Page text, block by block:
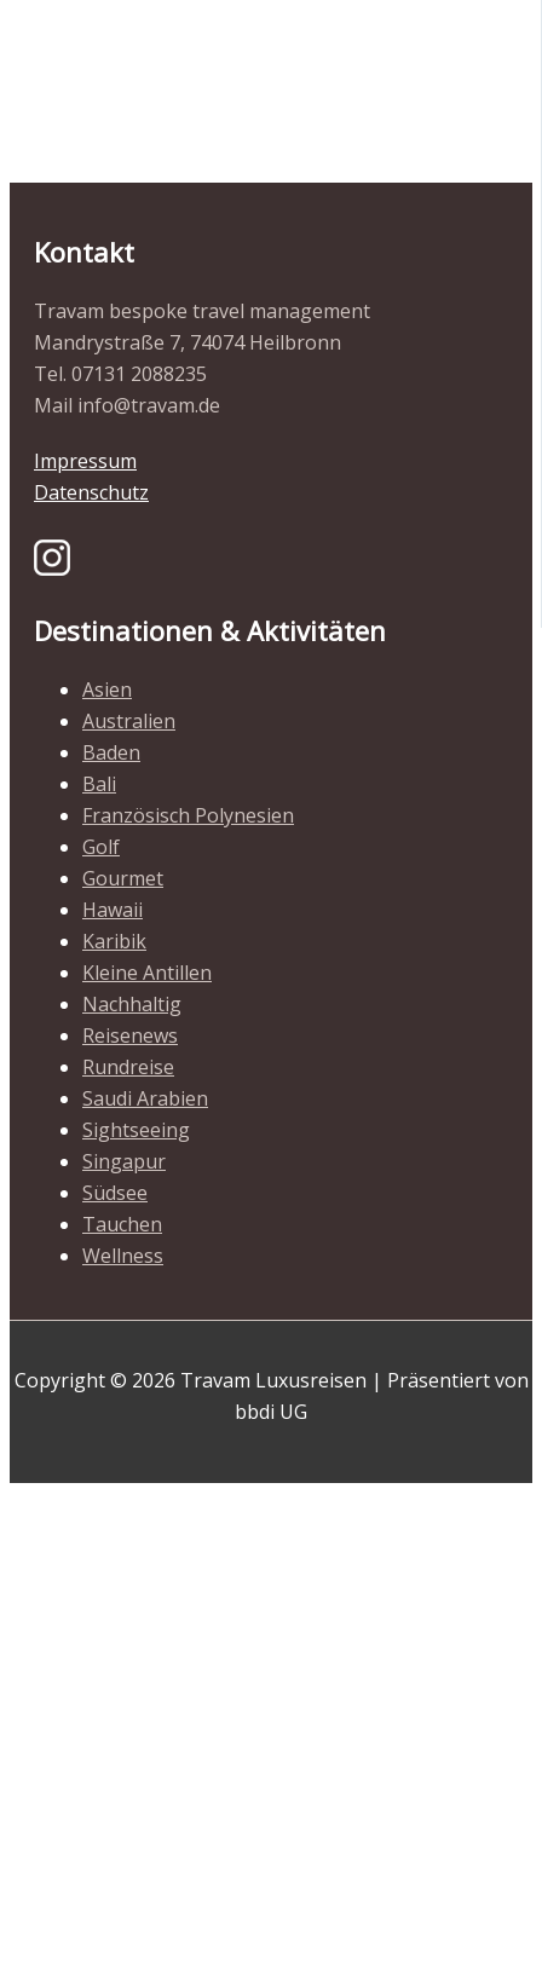
Kontakt
Travam bespoke travel management
Mandrystraße 7, 74074 Heilbronn
Tel. 07131 2088235
Mail info@travam.de
Impressum
Datenschutz
Destinationen & Aktivitäten
Asien
Australien
Baden
Bali
Französisch Polynesien
Golf
Gourmet
Hawaii
Karibik
Kleine Antillen
Nachhaltig
Reisenews
Rundreise
Saudi Arabien
Sightseeing
Singapur
Südsee
Tauchen
Wellness
Copyright © 2026 Travam Luxusreisen | Präsentiert von
bbdi UG